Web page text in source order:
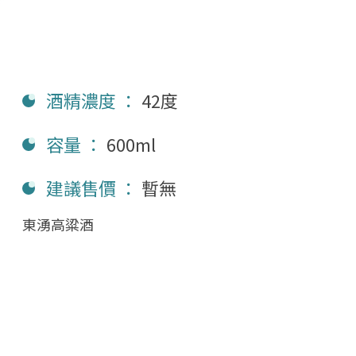
酒精濃度 ： 42度
容量 ： 600ml
建議售價 ： 暫無
東湧高粱酒